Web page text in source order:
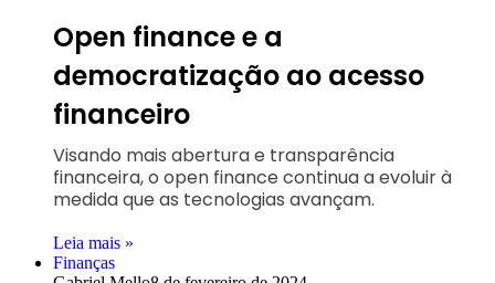
Open finance e a
democratização ao acesso
financeiro
Visando mais abertura e transparência
financeira, o open finance continua a evoluir à
medida que as tecnologias avançam.
Leia mais »
Finanças